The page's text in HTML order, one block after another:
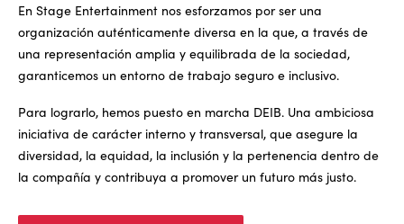
En Stage Entertainment nos esforzamos por ser una
organización auténticamente diversa en la que, a través de
una representación amplia y equilibrada de la sociedad,
garanticemos un entorno de trabajo seguro e inclusivo.
Para lograrlo, hemos puesto en marcha DEIB. Una ambiciosa
iniciativa de carácter interno y transversal, que asegure la
diversidad, la equidad, la inclusión y la pertenencia dentro de
la compañía y contribuya a promover un futuro más justo.